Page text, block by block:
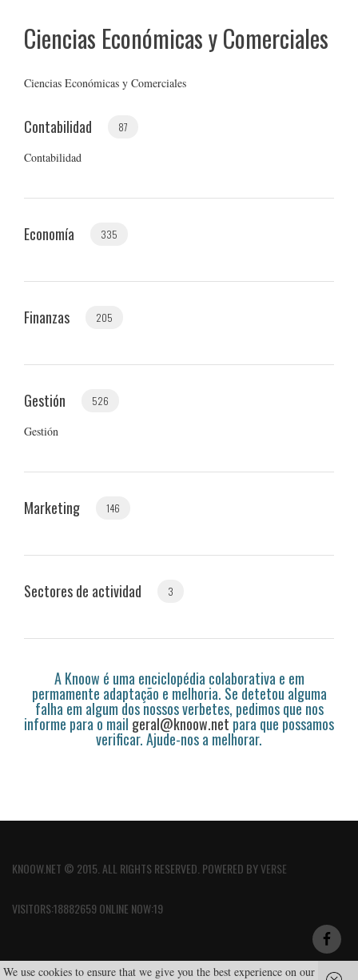
Ciencias Económicas y Comerciales
Ciencias Económicas y Comerciales
Contabilidad 87
Contabilidad
Economía 335
Finanzas 205
Gestión 526
Gestión
Marketing 146
Sectores de actividad 3
A Knoow é uma enciclopédia colaborativa e em
permamente adaptação e melhoria. Se detetou alguma
falha em algum dos nossos verbetes, pedimos que nos
informe para o mail geral@knoow.netpara que possamos
verificar. Ajude-nos a melhorar.
KNOOW.NET © 2015. ALL RIGHTS RESERVED. POWERED BYVERSE
VISITORS:18882659 ONLINE NOW:19
We use cookies to ensure that we give you the best experience on our